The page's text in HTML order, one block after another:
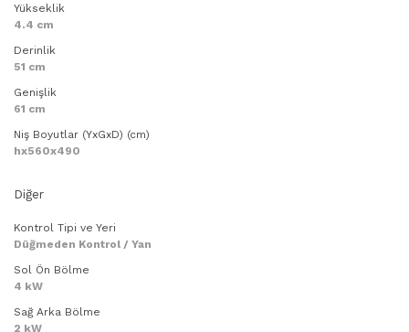
Yükseklik
4.4 cm
Derinlik
51 cm
Genişlik
61 cm
Niş Boyutlar (YxGxD) (cm)
hx560x490
Diğer
Kontrol Tipi ve Yeri
Düğmeden Kontrol / Yan
Sol Ön Bölme
4 kW
Sağ Arka Bölme
2 kW